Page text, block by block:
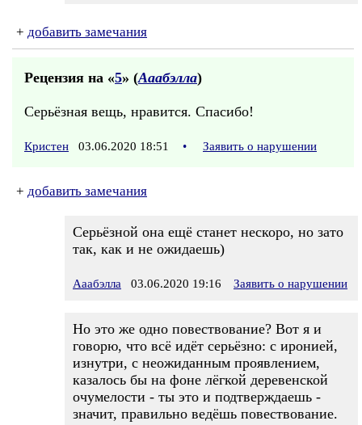
+ добавить замечания
Рецензия на «5» (Ааабэлла)
Серьёзная вещь, нравится. Спасибо!
Кристен 03.06.2020 18:51 • Заявить о нарушении
+ добавить замечания
Серьёзной она ещё станет нескоро, но зато
так, как и не ожидаешь)
Ааабэлла 03.06.2020 19:16 Заявить о нарушении
Но это же одно повествование? Вот я и
говорю, что всё идёт серьёзно: с иронией,
изнутри, с неожиданным проявлением,
казалось бы на фоне лёгкой деревенской
очумелости - ты это и подтверждаешь -
значит, правильно ведёшь повествование.